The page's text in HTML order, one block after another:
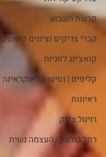
פרשת השבוע
קברי צדיקים וציונים קדושים
קואצ'ינג לזוגיות
קליפים | נסיעות לאוקראינה
ראיונות
רויטל צדוק
רחל בולטון - העצמה נשית